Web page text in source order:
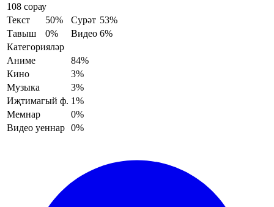
108 сорау
Текст
50% Сурәт 53%
Тавыш
0% Видео 6%
Категорияләр
Аниме
84%
Кино
3%
Музыка
3%
Иҗтимагый ф. 1%
Мемнар
0%
Видео уеннар 0%